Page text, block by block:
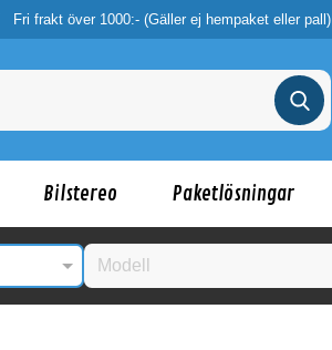
Fri frakt över 1000:- (Gäller ej hempaket eller pall)
Bilstereo Paketlösningar